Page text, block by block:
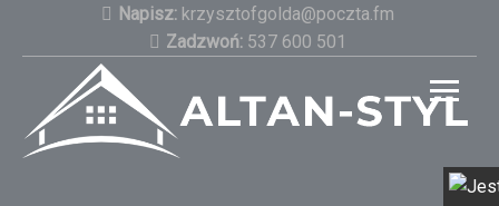
Napisz:krzysztofgolda@poczta.fm
Zadzwoń:537 600 501
Najlepsze altany do Twojego ogrodu!